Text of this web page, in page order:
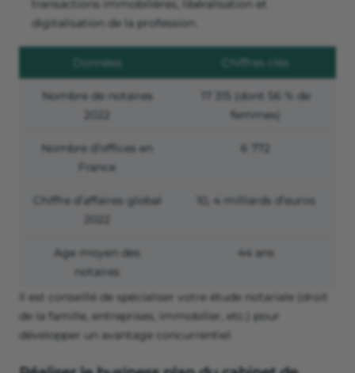
transactions immobilières, libéralisation et
digitalisation de la profession.
Données Chiffres clés
Nombre de notaires
17 315 (dont 56 % de
femmes)
Nombre d’offices en
France
6 772
Chiffre d’affaires global
10, 4 milliards d’euros
Age moyen des
notaires
44 ans
Il est conseillé de spécialiser votre étude notariale (droit
de la famille, entreprises, immobilier, etc.) pour
développer un avantage concurrentiel.